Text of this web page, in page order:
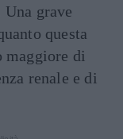
grave
questa
maggiore di
renale e di